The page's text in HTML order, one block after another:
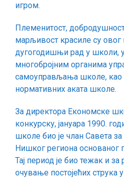
игром.
Племенитост,
марљивост красиле су овог
дугогодишњи рад у школи,
многобројним органима
самоуправљања школе, као
нормативних аката школе.
За директора Економске
конкурску, јануара 1990.
школе био је члан Савета
Нишког региона основаног
Тај период је био тежак и
очување постојећих струка